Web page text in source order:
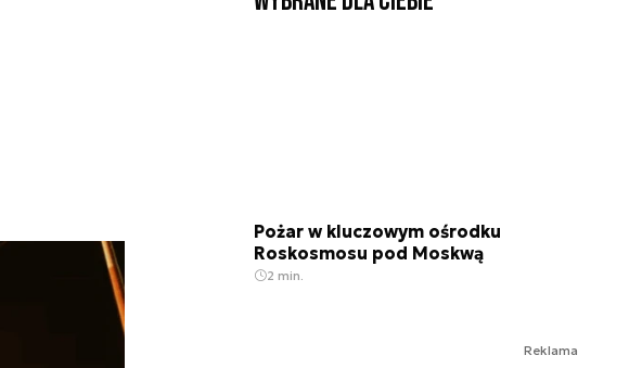
Pożar w kluczowym ośrodku
Roskosmosu pod Moskwą
2 min.
Reklama